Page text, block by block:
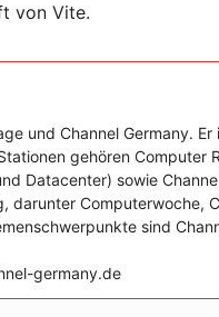
von Vite.
und Channel Germany.
gehören Computer
Datacenter) sowie
darunter Computerwoche,
sind
germany.de